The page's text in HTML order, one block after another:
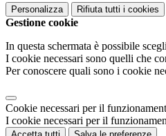
Personalizza Rifiuta tutti i cookies
Gestione cookie
In questa schermata è possibile
I cookie necessari sono quelli che
Per conoscere quali sono i cookie
Cookie necessari per il
I cookie necessari per il